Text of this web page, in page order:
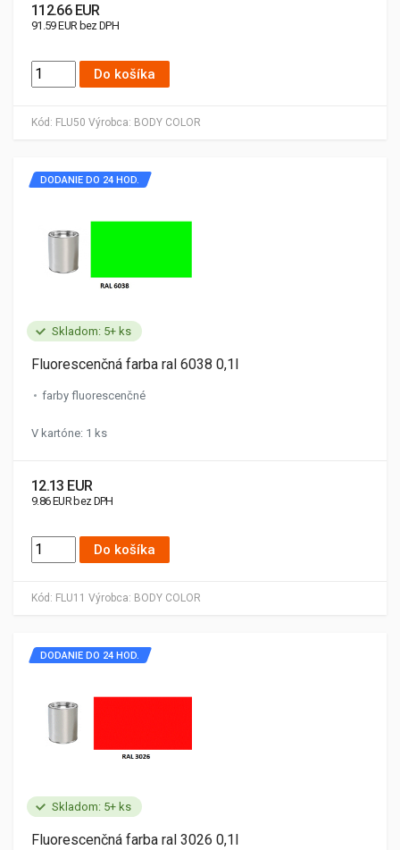
Kód: FLU50 Výrobca: BODY COLOR
112.66 EUR
91.59 EUR bez DPH
Do košíka
Skladom: 5+ ks
Kód: FLU11 Výrobca: BODY COLOR
DODANIE DO 24 HOD.
Fluorescenčná farba ral 6038 0,1l
farby fluorescenčné
V kartóne: 1 ks
12.13 EUR
9.86 EUR bez DPH
Do košíka
Skladom: 5+ ks
DODANIE DO 24 HOD.
Fluorescenčná farba ral 3026 0,1l